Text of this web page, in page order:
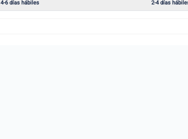
4-6 días hábiles 2-4 días